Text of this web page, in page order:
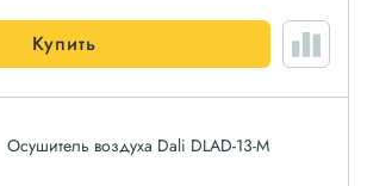
Купить
Осушитель воздуха Dali DLAD-13-M